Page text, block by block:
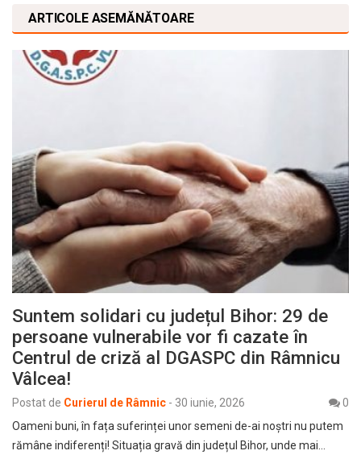
ARTICOLE ASEMĂNĂTOARE
Suntem solidari cu județul Bihor: 29 de
persoane vulnerabile vor fi cazate în
Centrul de criză al DGASPC din Râmnicu
Vâlcea!
Postat de Curierul de Râmnic - 30 iunie, 2026
0
​Oameni buni, în fața suferinței unor semeni de-ai noștri nu putem
rămâne indiferenți! Situația gravă din județul Bihor, unde mai…